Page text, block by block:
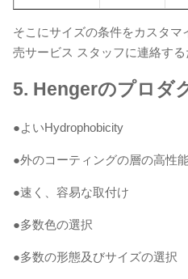
そこにサイズの条件をカスタマ
売サービス スタッフに連絡する
5. Hengerのプロダ
●よいHydrophobicity
●外のコーティングの層の高性
●速く、容易な取付け
●多数色の選択
●多数の形態及びサイズの選択